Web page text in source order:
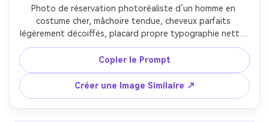
Photo de réservation photoréaliste d’un homme en
costume cher, mâchoire tendue, cheveux parfaits
légèrement décoiffés, placard propre typographie nette,
mur de tableau gris neutre, flash contrôlé avec éclats
précis, étalonnage moderne style news, prise avec Sony
A1 85mm, composition centrée, réalisme éditorial --ar 4:5
Copier le Prompt
Créer une Image Similaire ↗